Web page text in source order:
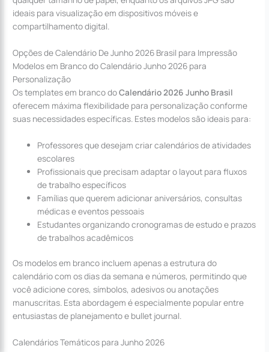
ideais para visualização em dispositivos móveis e
compartilhamento digital.
Opções de Calendário De Junho 2026 Brasil para Impressão
Modelos em Branco do Calendário Junho 2026 para
Personalização
Os templates em branco doCalendário 2026 Junho Brasil
oferecem máxima flexibilidade para personalização conforme
suas necessidades específicas. Estes modelos são ideais para:
Professores que desejam criar calendários de atividades
escolares
Profissionais que precisam adaptar o layout para fluxos
de trabalho específicos
Famílias que querem adicionar aniversários, consultas
médicas e eventos pessoais
Estudantes organizando cronogramas de estudo e prazos
de trabalhos acadêmicos
Os modelos em branco incluem apenas a estrutura do
calendário com os dias da semana e números, permitindo que
você adicione cores, símbolos, adesivos ou anotações
manuscritas. Esta abordagem é especialmente popular entre
entusiastas de planejamento e bullet journal.
Calendários Temáticos para Junho 2026